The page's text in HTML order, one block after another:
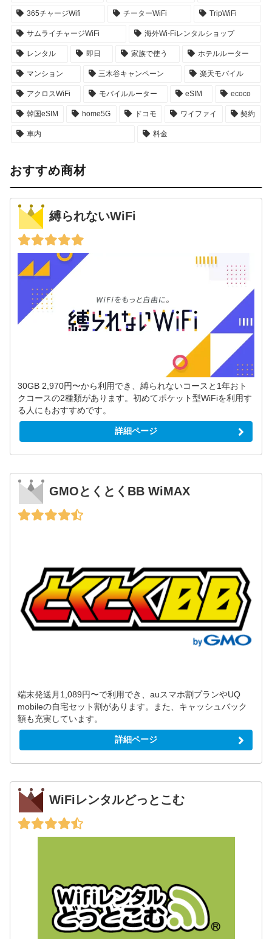
365チャージWifi チーターWiFi TripWiFi
サムライチャージWiFi 海外Wi-Fiレンタルショップ
レンタル 即日 家族で使う ホテルルーター
マンション 三木谷キャンペーン 楽天モバイル
アクロスWiFi モバイルルーター eSIM ecoco
韓国eSIM home5G ドコモ ワイファイ 契約
車内 料金
おすすめ商材
縛られないWiFi
30GB 2,970円〜から利用でき、縛られないコースと1年おト
クコースの2種類があります。初めてポケット型WiFiを利用す
る人にもおすすめです。
詳細ページ
GMOとくとくBB WiMAX
端末発送月1,089円〜で利用でき、auスマホ割プランやUQ
mobileの自宅セット割があります。また、キャッシュバック
額も充実しています。
詳細ページ
WiFiレンタルどっとこむ